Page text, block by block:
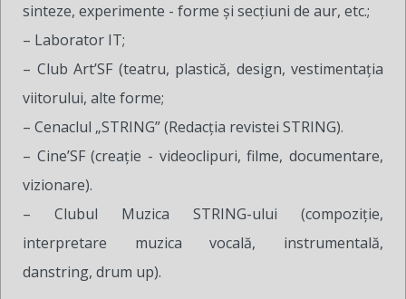
sinteze, experimente - forme şi secţiuni de aur, etc.;
– Laborator IT;
– Club Art’SF (teatru, plastică, design, vestimentaţia
viitorului, alte forme;
– Cenaclul „STRING” (Redacţia revistei STRING).
– Cine’SF (creaţie - videoclipuri, filme, documentare,
vizionare).
– Clubul Muzica STRING-ului (compoziţie,
interpretare muzica vocală, instrumentală,
danstring, drum up).